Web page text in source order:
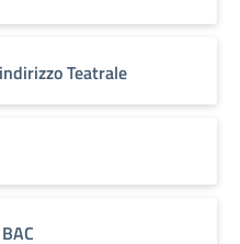
Teatrale